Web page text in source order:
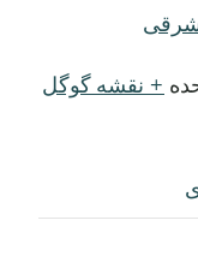
+ نقشه گوگل